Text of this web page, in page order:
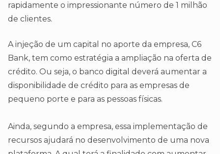
rapidamente o impressionante número de 1 milhão
de clientes.
A injeção de um capital no aporte da empresa, C6
Bank, tem como estratégia a ampliação na oferta de
crédito. Ou seja, o banco digital deverá aumentar a
disponibilidade de crédito para as empresas de
pequeno porte e para as pessoas físicas.
Ainda, segundo a empresa, essa implementação de
recursos ajudará no desenvolvimento de uma nova